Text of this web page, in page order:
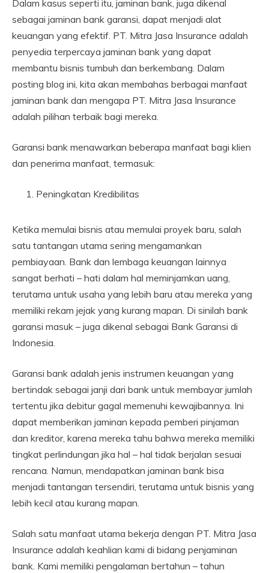
Dalam kasus seperti itu, jaminan bank, juga dikenal
sebagai jaminan bank garansi, dapat menjadi alat
keuangan yang efektif. PT. Mitra Jasa Insurance adalah
penyedia terpercaya jaminan bank yang dapat
membantu bisnis tumbuh dan berkembang. Dalam
posting blog ini, kita akan membahas berbagai manfaat
jaminan bank dan mengapa PT. Mitra Jasa Insurance
adalah pilihan terbaik bagi mereka.
Garansi bank menawarkan beberapa manfaat bagi klien
dan penerima manfaat, termasuk:
Peningkatan Kredibilitas
Ketika memulai bisnis atau memulai proyek baru, salah
satu tantangan utama sering mengamankan
pembiayaan. Bank dan lembaga keuangan lainnya
sangat berhati – hati dalam hal meminjamkan uang,
terutama untuk usaha yang lebih baru atau mereka yang
memiliki rekam jejak yang kurang mapan. Di sinilah bank
garansi masuk – juga dikenal sebagai Bank Garansi di
Indonesia.
Garansi bank adalah jenis instrumen keuangan yang
bertindak sebagai janji dari bank untuk membayar jumlah
tertentu jika debitur gagal memenuhi kewajibannya. Ini
dapat memberikan jaminan kepada pemberi pinjaman
dan kreditor, karena mereka tahu bahwa mereka memiliki
tingkat perlindungan jika hal – hal tidak berjalan sesuai
rencana. Namun, mendapatkan jaminan bank bisa
menjadi tantangan tersendiri, terutama untuk bisnis yang
lebih kecil atau kurang mapan.
Salah satu manfaat utama bekerja dengan PT. Mitra Jasa
Insurance adalah keahlian kami di bidang penjaminan
bank. Kami memiliki pengalaman bertahun – tahun